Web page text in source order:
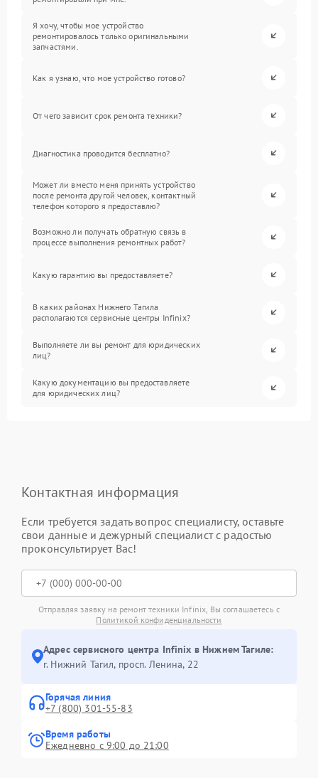
Я хочу, чтобы мое устройство
ремонтировалось только оригинальными
запчастями.
Как я узнаю, что мое устройство готово?
От чего зависит срок ремонта техники?
Диагностика проводится бесплатно?
Может ли вместо меня принять устройство
после ремонта другой человек, контактный
телефон которого я предоставлю?
Возможно ли получать обратную связь в
процессе выполнения ремонтных работ?
Какую гарантию вы предоставляете?
В каких районах Нижнего Тагила
располагаются сервисные центры Infinix?
Выполняете ли вы ремонт для юридических
лиц?
Какую документацию вы предоставляете
для юридических лиц?
Контактная информация
Если требуется задать вопрос специалисту, оставьте
свои данные и дежурный специалист с радостью
проконсультирует Вас!
Отправляя заявку на ремонт техники Infinix, Вы соглашаетесь с
Политикой конфиденциальности
Адрес сервисного центра Infinix в Нижнем Тагиле:
г. Нижний Тагил, просп. Ленина, 22
Горячая линия
+7 (800) 301-55-83
Время работы
Ежедневно с 9:00 до 21:00